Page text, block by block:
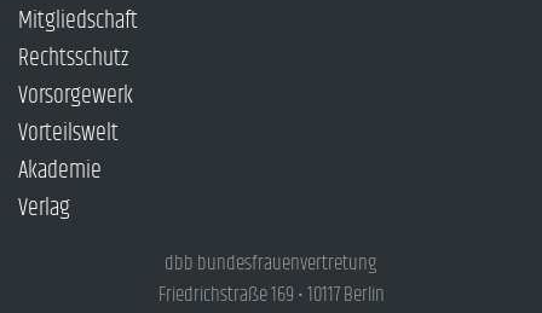
Mitgliedschaft
Rechtsschutz
Vorsorgewerk
Vorteilswelt
Akademie
Verlag
dbb bundesfrauenvertretung
Friedrichstraße 169 • 10117 Berlin